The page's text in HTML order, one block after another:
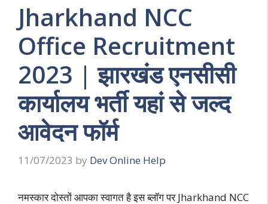
Jharkhand NCC
Office Recruitment
2023 | झारखंड एनसीसी
कार्यालय भर्ती यहां से जल्द
आवेदन फॉर्म
11/07/2023 by Dev Online Help
नमस्कार दोस्तों आपका स्वागत है इस ब्लॉग पर Jharkhand NCC